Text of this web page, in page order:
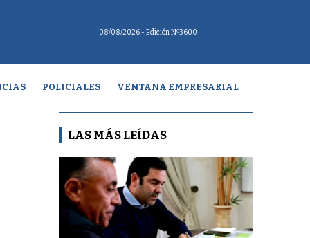
08/08/2026 - Edición Nº3600
POLICIALES VENTANA EMPRESARIAL
LAS MÁS LEÍDAS